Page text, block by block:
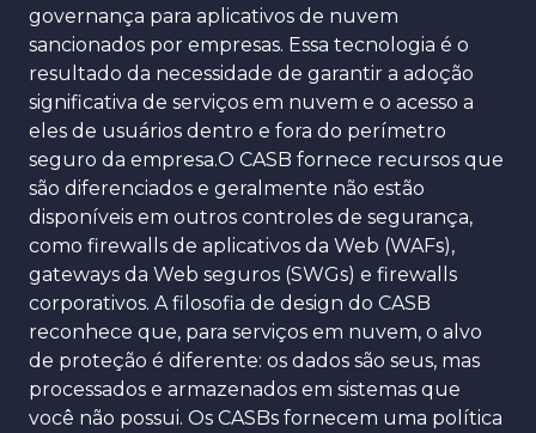
governança para aplicativos de nuvem
sancionados por empresas. Essa tecnologia é o
resultado da necessidade de garantir a adoção
significativa de serviços em nuvem e o acesso a
eles de usuários dentro e fora do perímetro
seguro da empresa.O CASB fornece recursos que
são diferenciados e geralmente não estão
disponíveis em outros controles de segurança,
como firewalls de aplicativos da Web (WAFs),
gateways da Web seguros (SWGs) e firewalls
corporativos. A filosofia de design do CASB
reconhece que, para serviços em nuvem, o alvo
de proteção é diferente: os dados são seus, mas
processados ​​e armazenados em sistemas que
você não possui. Os CASBs fornecem uma política